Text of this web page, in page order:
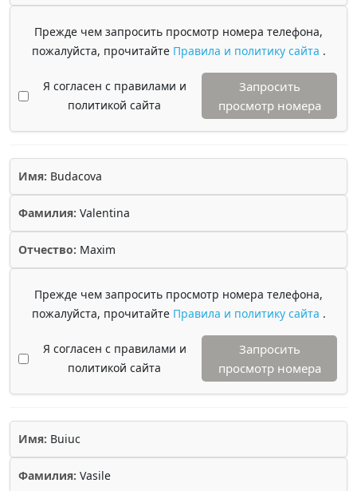
Прежде чем запросить просмотр номера телефона,
пожалуйста, прочитайте Правила и политику сайта .
Я согласен с правилами и
политикой сайта
Запросить
просмотр номера
Имя: Budacova
Фамилия: Valentina
Отчество: Maxim
Прежде чем запросить просмотр номера телефона,
пожалуйста, прочитайте Правила и политику сайта .
Я согласен с правилами и
политикой сайта
Запросить
просмотр номера
Имя: Buiuc
Фамилия: Vasile